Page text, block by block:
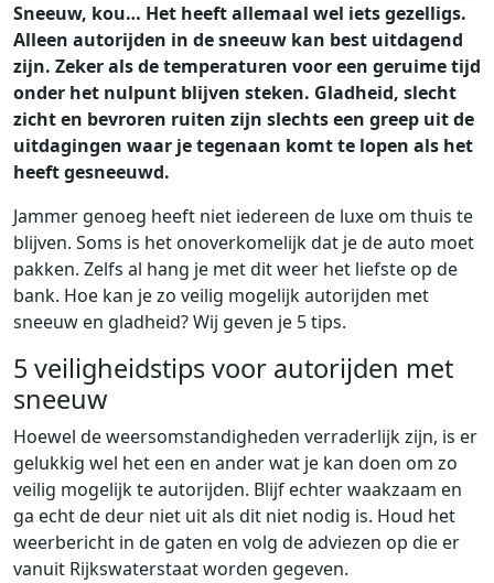
Sneeuw, kou… Het heeft allemaal wel iets gezelligs.
Alleen autorijden in de sneeuw kan best uitdagend
zijn. Zeker als de temperaturen voor een geruime tijd
onder het nulpunt blijven steken. Gladheid, slecht
zicht en bevroren ruiten zijn slechts een greep uit de
uitdagingen waar je tegenaan komt te lopen als het
heeft gesneeuwd.
Jammer genoeg heeft niet iedereen de luxe om thuis te
blijven. Soms is het onoverkomelijk dat je de auto moet
pakken. Zelfs al hang je met dit weer het liefste op de
bank. Hoe kan je zo veilig mogelijk autorijden met
sneeuw en gladheid? Wij geven je 5 tips.
5 veiligheidstips voor autorijden met
sneeuw
Hoewel de weersomstandigheden verraderlijk zijn, is er
gelukkig wel het een en ander wat je kan doen om zo
veilig mogelijk te autorijden. Blijf echter waakzaam en
ga echt de deur niet uit als dit niet nodig is. Houd het
weerbericht in de gaten en volg de adviezen op die er
vanuit Rijkswaterstaat worden gegeven.